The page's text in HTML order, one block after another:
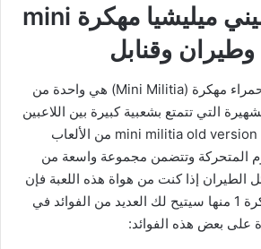
فوائد تنزيل ميني ميليشيا مهكرة mini
تحميل ميني ميليشيا الحمراء مهكرة (Mini Militia) هي واحدة من
التي تتمتع بشعبية كبيرة بين اللاعبين
تعد mini militia old version 4.0.42 download من الألعاب
المتحركة وتتضمن مجموعة واسعة من
الطيران إذا كنت من هواة هذه اللعبة فإن
تنزيل ميني ميليشيا مهكرة 1 منها سيتيح لك العديد من الفوائد في
على بعض هذه الفوائد: